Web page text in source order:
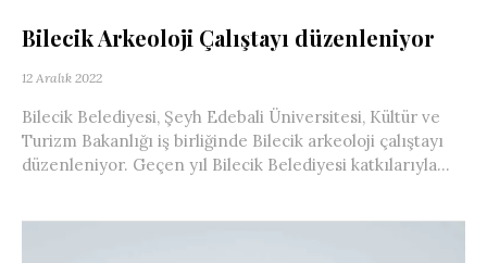
Bilecik Arkeoloji Çalıştayı düzenleniyor
12 Aralık 2022
Bilecik Belediyesi, Şeyh Edebali Üniversitesi, Kültür ve
Turizm Bakanlığı iş birliğinde Bilecik arkeoloji çalıştayı
düzenleniyor. Geçen yıl Bilecik Belediyesi katkılarıyla...